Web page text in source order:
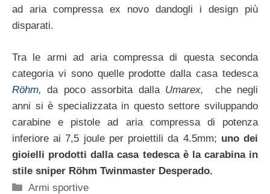
ad aria compressa ex novo dandogli i design più
disparati.
Tra le armi ad aria compressa di questa seconda
categoria vi sono quelle prodotte dalla casa tedesca
Röhm, da poco assorbita dalla Umarex, che negli
anni si è specializzata in questo settore sviluppando
carabine e pistole ad aria compressa di potenza
inferiore ai 7,5 joule per proiettili da 4.5mm; uno dei
gioielli prodotti dalla casa tedesca è la carabina in
stile sniper Röhm Twinmaster Desperado.
Categorie
Armi sportive